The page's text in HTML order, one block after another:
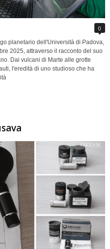
0
planetario dell'Università di Padova,
2025, attraverso il racconto del suo
Dai vulcani di Marte alle grotte
l'eredità di uno studioso che ha